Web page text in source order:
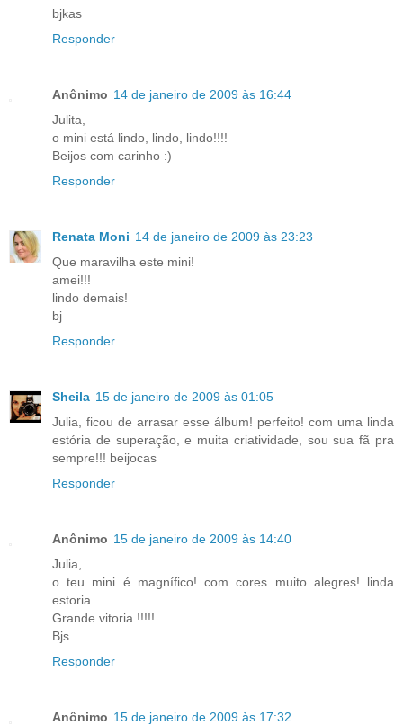
bjkas
Responder
Anônimo 14 de janeiro de 2009 às 16:44
Julita,
o mini está lindo, lindo, lindo!!!!
Beijos com carinho :)
Responder
Renata Moni 14 de janeiro de 2009 às 23:23
Que maravilha este mini!
amei!!!
lindo demais!
bj
Responder
Sheila 15 de janeiro de 2009 às 01:05
Julia, ficou de arrasar esse álbum! perfeito! com uma linda
estória de superação, e muita criatividade, sou sua fã pra
sempre!!! beijocas
Responder
Anônimo 15 de janeiro de 2009 às 14:40
Julia,
o teu mini é magnífico! com cores muito alegres! linda
estoria .........
Grande vitoria !!!!!
Bjs
Responder
Anônimo 15 de janeiro de 2009 às 17:32